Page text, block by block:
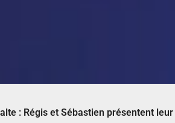
: Régis et Sébastien présentent